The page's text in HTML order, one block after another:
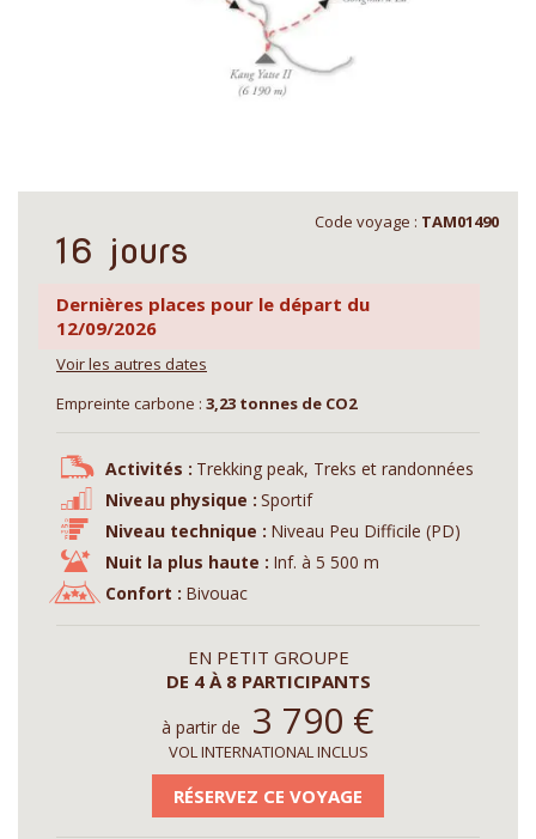
Code voyage : TAM01490
16 jours
Dernières places pour le départ du
12/09/2026
Voir les autres dates
Empreinte carbone : 3,23 tonnes de CO2
Activités : Trekking peak, Treks et randonnées
Niveau physique : Sportif
Niveau technique : Niveau Peu Difficile (PD)
Nuit la plus haute : Inf. à 5 500 m
Confort : Bivouac
EN PETIT GROUPE
DE 4 À 8 PARTICIPANTS
à partir de 3 790 €
VOL INTERNATIONAL INCLUS
RÉSERVEZ CE VOYAGE